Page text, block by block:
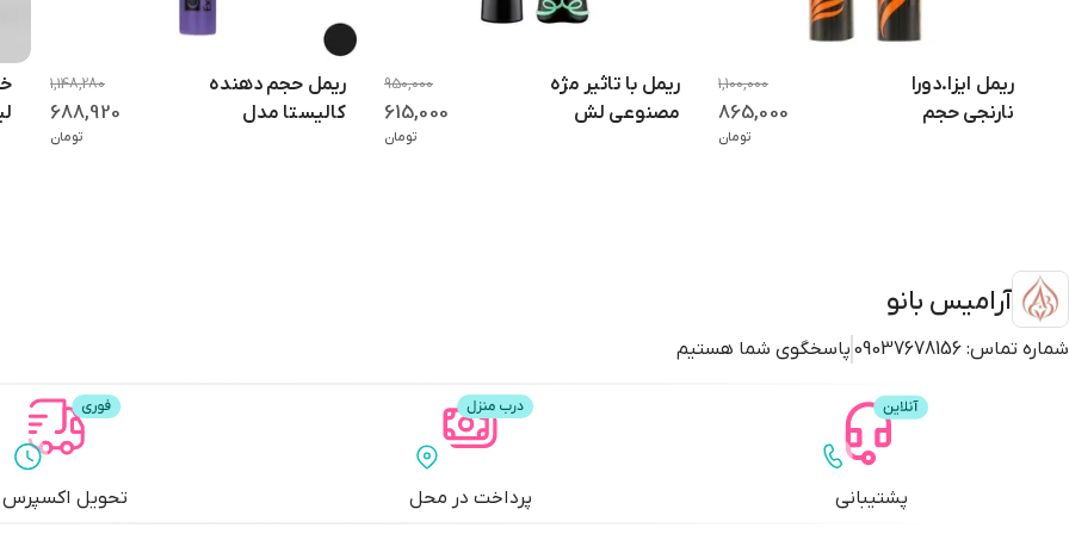
ریمل سوپر لش یورن با ماندگاری مناسب خود، برای استفاده روزانه و حتی آرایش‌های طولانی‌مدت گزینه‌ای ایده‌آل محسوب می‌شود. این
آرایش چشم را تمیز و مرتب نگه می‌دارد.
چشم‌های حساسی دارند نیز معمولاً با این محصول سازگاری خوبی نشان می‌دهند.
ریمل سوپر لش یورن هم برای آرایش‌های روزانه ملایم و هم برای میکاپ‌های رسمی و مجلسی قابل استفاده است. با چند لایه استفاده،
ریمل ایزا.دورا
نارنجی حجم
1,100,000
865,000
تومان
ریمل با تاثیر مژه
مصنوعی لش
950,000
615,000
تومان
ریمل حجم دهنده
کالیستا مدل
1,148,280
688,920
تومان
آرامیس بانو
شماره تماس: 09037678156 پاسخگوی شما هستیم
پشتیبانی پرداخت در محل تحویل اکسپرس